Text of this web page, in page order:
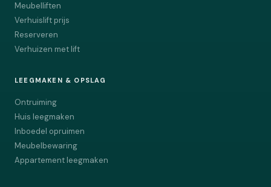
Meubelliften
Verhuislift prijs
Reserveren
Verhuizen met lift
LEEGMAKEN & OPSLAG
Ontruiming
Huis leegmaken
Inboedel opruimen
Meubelbewaring
Appartement leegmaken